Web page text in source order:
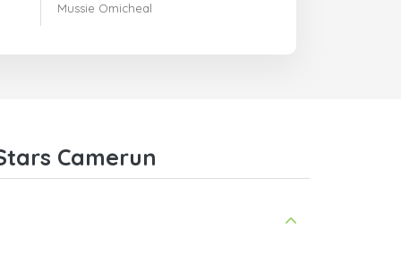
Mussie Omicheal
Camerun